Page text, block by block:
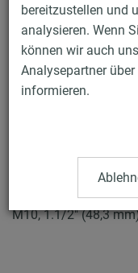
bereitzustellen und
analysieren. Wenn
können wir auch
Analysepartner
informieren.
Produkte
ISO-Schellen Typ H, M,
ISO-
Iso-Schelle
M10, 1.1/2" (48,3